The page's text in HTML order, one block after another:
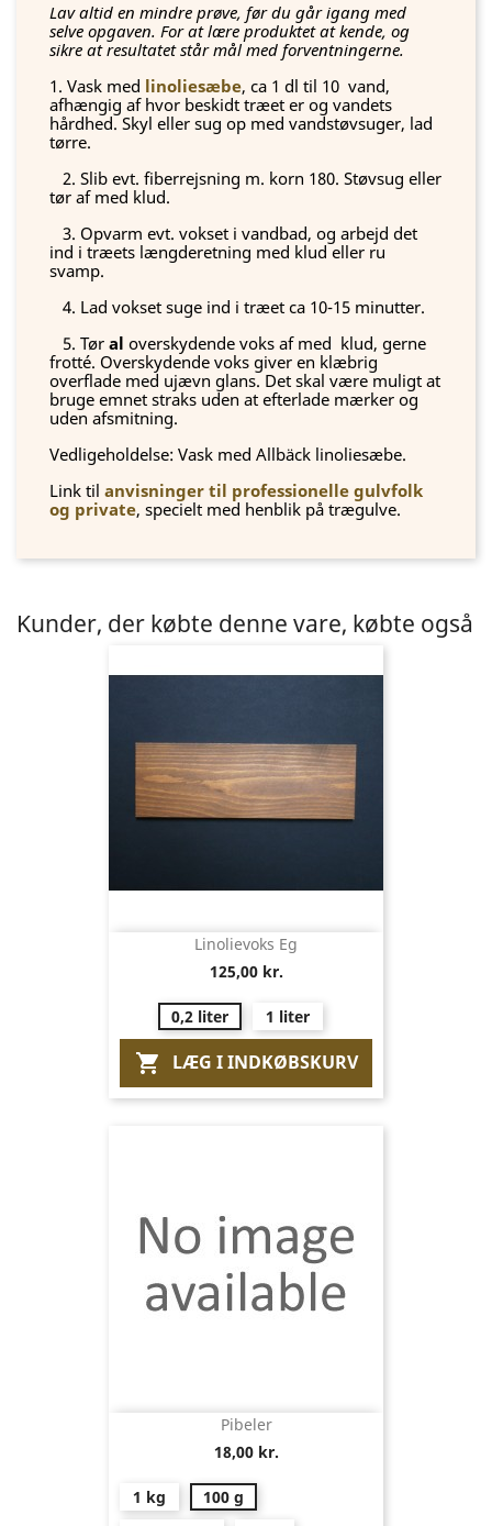
Lav altid en mindre prøve, før du går igang med
selve opgaven. For at lære produktet at kende, og
sikre at resultatet står mål med forventningerne.
1. Vask med linoliesæbe, ca 1 dl til 10 vand,
afhængig af hvor beskidt træet er og vandets
hårdhed. Skyl eller sug op med vandstøvsuger, lad
tørre.
2. Slib evt. fiberrejsning m. korn 180. Støvsug eller
tør af med klud.
3. Opvarm evt. vokset i vandbad, og arbejd det
ind i træets længderetning med klud eller ru
svamp.
4. Lad vokset suge ind i træet ca 10-15 minutter.
5. Tør al overskydende voks af med klud, gerne
frotté. Overskydende voks giver en klæbrig
overflade med ujævn glans. Det skal være muligt at
bruge emnet straks uden at efterlade mærker og
uden afsmitning.
Vedligeholdelse: Vask med Allbäck linoliesæbe.
Link til anvisninger til professionelle gulvfolk
og private, specielt med henblik på trægulve.
Kunder, der købte denne vare, købte også
Linolievoks Eg
125,00 kr.
0,2 liter 1 liter
 LÆG I INDKØBSKURV
Pibeler
18,00 kr.
1 kg
100 g